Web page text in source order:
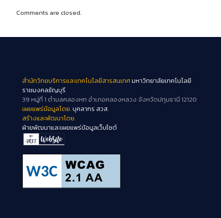
Comments are closed.
สำนักวิทยบริการและเทคโนโลยีสารสนเทศมหาวิทยาลัยเทคโนโลยี
ราชมงคลธัญบุรี
39 หมู่ที่ 1 ตำบลคลองหก อำเภอคลองหลวง จังหวัดปทุมธานี 12120
เผยแพร่ข้อมูลโดย.บุคลากร สวส.
สร้างและพัฒนาโดย.
ฝ่ายพัฒนาและเผยแพร่ข้อมูลเว็บไซต์